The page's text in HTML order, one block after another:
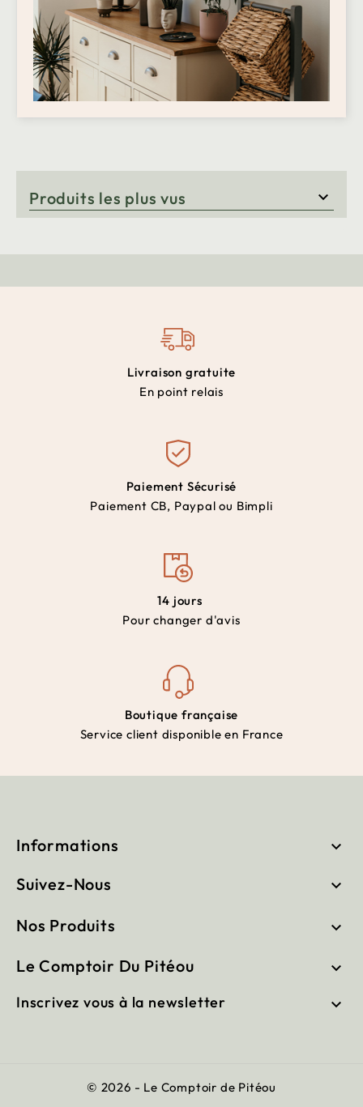
Produits les plus vus 
Livraison gratuite
En point relais
Paiement Sécurisé
Paiement CB, Paypal ou Bimpli
14 jours
Pour changer d'avis
Boutique française
Service client disponible en France
Informations 
Suivez-Nous 
Nos Produits 
Le Comptoir Du Pitéou 
Inscrivez vous à la newsletter 
© 2026 - Le Comptoir de Pitéou